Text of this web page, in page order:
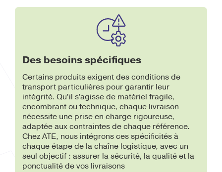
Des besoins spécifiques
Certains produits exigent des conditions de
transport particulières pour garantir leur
intégrité. Qu’il s’agisse de matériel fragile,
encombrant ou technique, chaque livraison
nécessite une prise en charge rigoureuse,
adaptée aux contraintes de chaque référence.
Chez ATE, nous intégrons ces spécificités à
chaque étape de la chaîne logistique, avec un
seul objectif : assurer la sécurité, la qualité et la
ponctualité de vos livraisons